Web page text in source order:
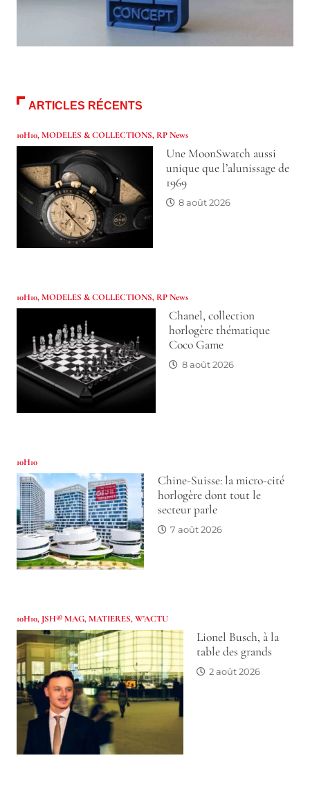
ARTICLES RÉCENTS
10H10,MODELES & COLLECTIONS, RP News
Une MoonSwatch aussi
unique que l’alunissage de
1969
8 août 2026
10H10,MODELES & COLLECTIONS, RP News
Chanel, collection
horlogère thématique
Coco Game
8 août 2026
10H10
Chine-Suisse: la micro-cité
horlogère dont tout le
secteur parle
7 août 2026
10H10, JSH® MAG,MATIERES,W'ACTU
Lionel Busch, à la
table des grands
2 août 2026